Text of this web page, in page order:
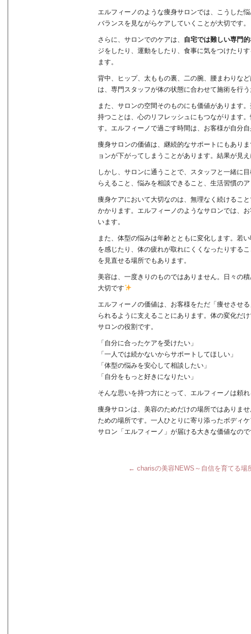
エルフィーノのような痩身サロンでは、こうした
バランスを見ながらケアしていくことが大切です。
さらに、サロンでのケアは、 自宅では難しい専門
ジをしたり、運動をしたり、食事に気をつけたり
ます。
背中、ヒップ、太ももの裏、二の腕、腰まわりな
は、専門スタッフが体の状態に合わせて施術を行
また、サロンの空間そのものにも価値があります
持つことは、心のリフレッシュにもつながります
す。エルフィーノで過ごす時間は、お客様が自分
痩身サロンの価値は、継続的なサポートにもあり
ョンが下がってしまうことがあります。結果が見
しかし、サロンに通うことで、スタッフと一緒に
らえること、悩みを相談できること、生活習慣の
痩身ケアにおいて大切なのは、無理なく続けるこ
かかります。エルフィーノのようなサロンでは、
います。
また、体型の悩みは年齢とともに変化します。若
を感じたり、体の疲れが取れにくくなったりする
を見直せる場所でもあります。
美容は、一度きりのものではありません。日々の
大切です
エルフィーノの価値は、お客様をただ「痩せさせ
られるように支えることにあります。体の変化だ
サロンの役割です。
「自分に合ったケアを受けたい」
「一人では続かないからサポートしてほしい」
「体型の悩みを安心して相談したい」
「自分をもっと好きになりたい」
そんな思いを持つ方にとって、エルフィーノは頼
痩身サロンは、美容のためだけの場所ではありま
ための場所です。一人ひとりに寄り添ったボディ
サロン「エルフィーノ」が届ける大きな価値なので
← charisの美容NEWS～自信を育てる場